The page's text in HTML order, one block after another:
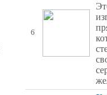
6